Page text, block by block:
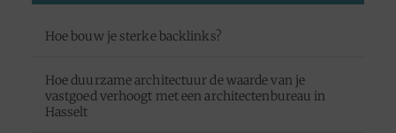
Hoe bouw je sterke backlinks?
Hoe duurzame architectuur de waarde van je
vastgoed verhoogt met een architectenbureau in
Hasselt